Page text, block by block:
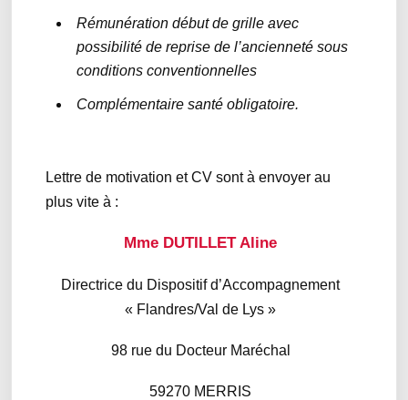
Rémunération début de grille avec
possibilité de reprise de l’ancienneté sous
conditions conventionnelles
Complémentaire santé obligatoire.
Lettre de motivation et CV sont à envoyer au
plus vite à :
Mme DUTILLET Aline
Directrice du Dispositif d’Accompagnement
« Flandres/Val de Lys »
98 rue du Docteur Maréchal
59270 MERRIS